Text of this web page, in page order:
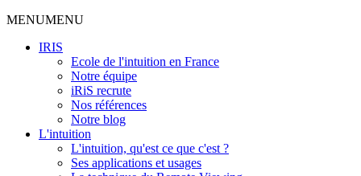
MENUMENU
IRIS
Ecole de l'intuition en France
Notre équipe
iRiS recrute
Nos références
Notre blog
L'intuition
L'intuition, qu'est ce que c'est ?
Ses applications et usages